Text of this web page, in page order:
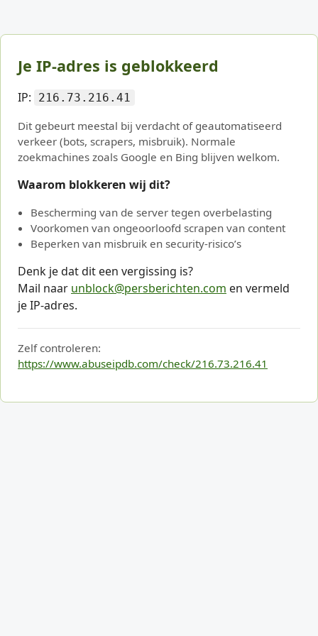
Je IP-adres is geblokkeerd
IP: 216.73.216.41
Dit gebeurt meestal bij verdacht of geautomatiseerd
verkeer (bots, scrapers, misbruik). Normale
zoekmachines zoals Google en Bing blijven welkom.
Waarom blokkeren wij dit?
Bescherming van de server tegen overbelasting
Voorkomen van ongeoorloofd scrapen van content
Beperken van misbruik en security-risico’s
Denk je dat dit een vergissing is?
Mail naar unblock@persberichten.com en vermeld
je IP-adres.
Zelf controleren:
https://www.abuseipdb.com/check/216.73.216.41